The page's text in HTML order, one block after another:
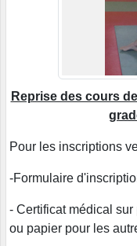
Reprise des cours
Pour les inscriptions
-Formulaire
- Certificat médical
ou papier pour les